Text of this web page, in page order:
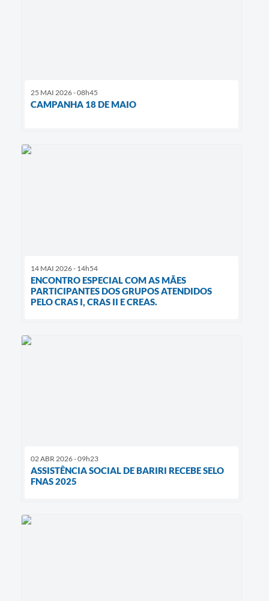
25 MAI 2026 - 08h45
CAMPANHA 18 DE MAIO
14 MAI 2026 - 14h54
ENCONTRO ESPECIAL COM AS MÃES
PARTICIPANTES DOS GRUPOS ATENDIDOS
PELO CRAS I, CRAS II E CREAS.
02 ABR 2026 - 09h23
ASSISTÊNCIA SOCIAL DE BARIRI RECEBE SELO
FNAS 2025